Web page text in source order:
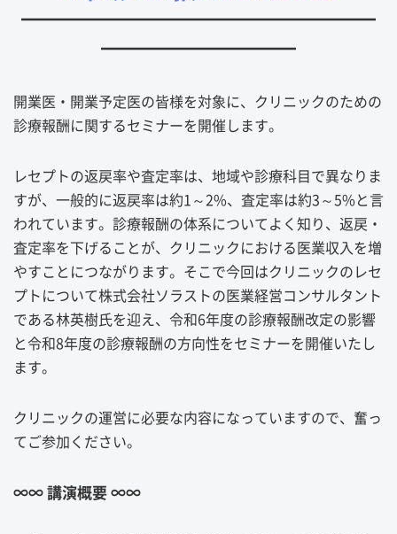
━━━━━━━━━━━━━━━━━━━━
━━━━━━━━━━━
開業医・開業予定医の皆様を対象に、クリニックのための
診療報酬に関するセミナーを開催します。
レセプトの返戻率や査定率は、地域や診療科目で異なりま
すが、一般的に返戻率は約1～2%、査定率は約3～5%と言
われています。診療報酬の体系についてよく知り、返戻・
査定率を下げることが、クリニックにおける医業収入を増
やすことにつながります。そこで今回はクリニックのレセ
プトについて株式会社ソラストの医業経営コンサルタント
である林英樹氏を迎え、令和6年度の診療報酬改定の影響
と令和8年度の診療報酬の方向性をセミナーを開催いたし
ます。
クリニックの運営に必要な内容になっていますので、奮っ
てご参加ください。
∞∞ 講演概要 ∞∞